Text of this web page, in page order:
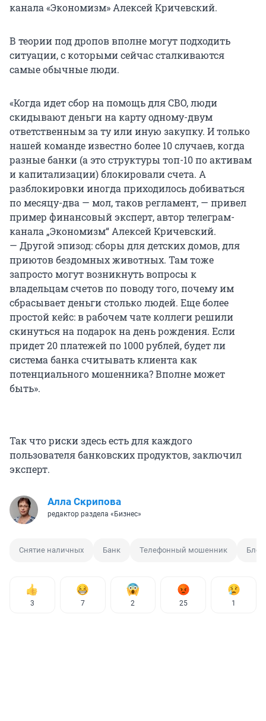
канала «Экономизм» Алексей Кричевский.
В теории под дропов вполне могут подходить
ситуации, с которыми сейчас сталкиваются
самые обычные люди.
«Когда идет сбор на помощь для СВО, люди
скидывают деньги на карту одному-двум
ответственным за ту или иную закупку. И только
нашей команде известно более 10 случаев, когда
разные банки (а это структуры топ-10 по активам
и капитализации) блокировали счета. А
разблокировки иногда приходилось добиваться
по месяцу-два — мол, таков регламент, — привел
пример финансовый эксперт, автор телеграм-
канала „Экономизм“ Алексей Кричевский.
— Другой эпизод: сборы для детских домов, для
приютов бездомных животных. Там тоже
запросто могут возникнуть вопросы к
владельцам счетов по поводу того, почему им
сбрасывает деньги столько людей. Еще более
простой кейс: в рабочем чате коллеги решили
скинуться на подарок на день рождения. Если
придет 20 платежей по 1000 рублей, будет ли
система банка считывать клиента как
потенциального мошенника? Вполне может
быть».
Так что риски здесь есть для каждого
пользователя банковских продуктов, заключил
эксперт.
Алла Скрипова
редактор раздела «Бизнес»
Снятие наличных Банк Телефонный мошенник
3 7 2 25 1